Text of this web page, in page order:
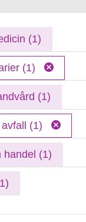
(1)
(1)
(1)
(1)
handel (1)